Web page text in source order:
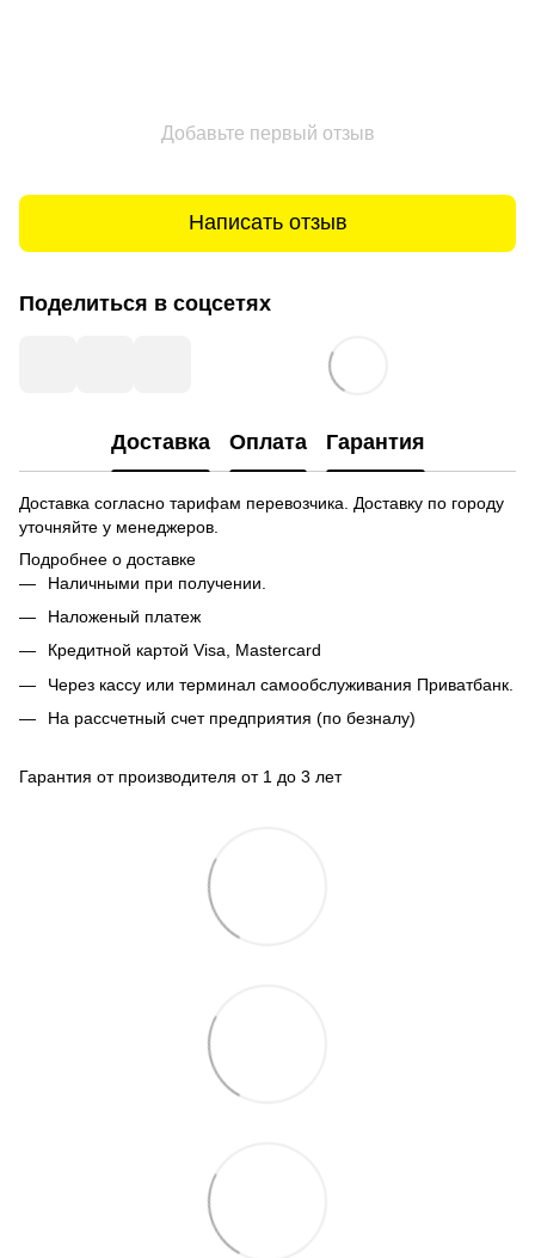
Добавьте первый отзыв
Написать отзыв
Поделиться в соцсетях
Доставка Оплата Гарантия
Доставка согласно тарифам перевозчика. Доставку по городу
уточняйте у менеджеров.
Подробнее о доставке
Наличными при получении.
Наложеный платеж
Кредитной картой Visa, Mastercard
Через кассу или терминал самообслуживания Приватбанк.
На рассчетный счет предприятия (по безналу)
Гарантия от производителя от 1 до 3 лет